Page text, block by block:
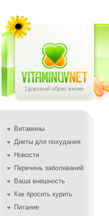
Витамины
Диеты для похудания
Новости
Перечень заболеваний
Ваша внешность
Как бросить курить
Питание